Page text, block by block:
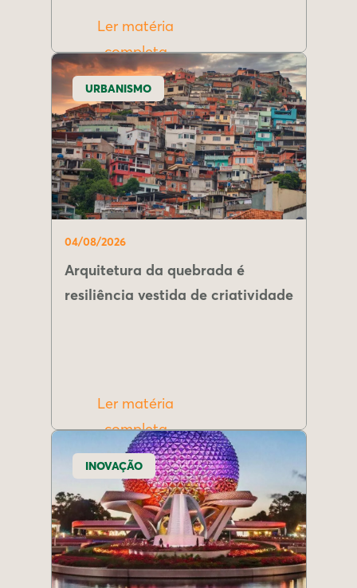
Ler matéria
completa
URBANISMO
04/08/2026
Arquitetura da quebrada é
resiliência vestida de criatividade
Ler matéria
completa
INOVAÇÃO